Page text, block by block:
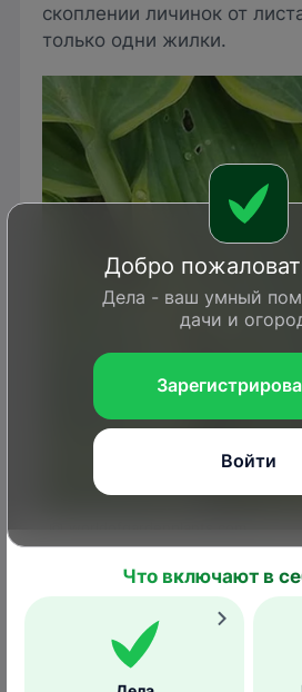
скоплении личинок от
только одни жилки.
На наличие некоторых
шелкопряда, боярышницы,
укажет тонкая паутинка,
вредители окутывают
Добро
Дела - ваш умный
дачи и
Войти
Что включают в